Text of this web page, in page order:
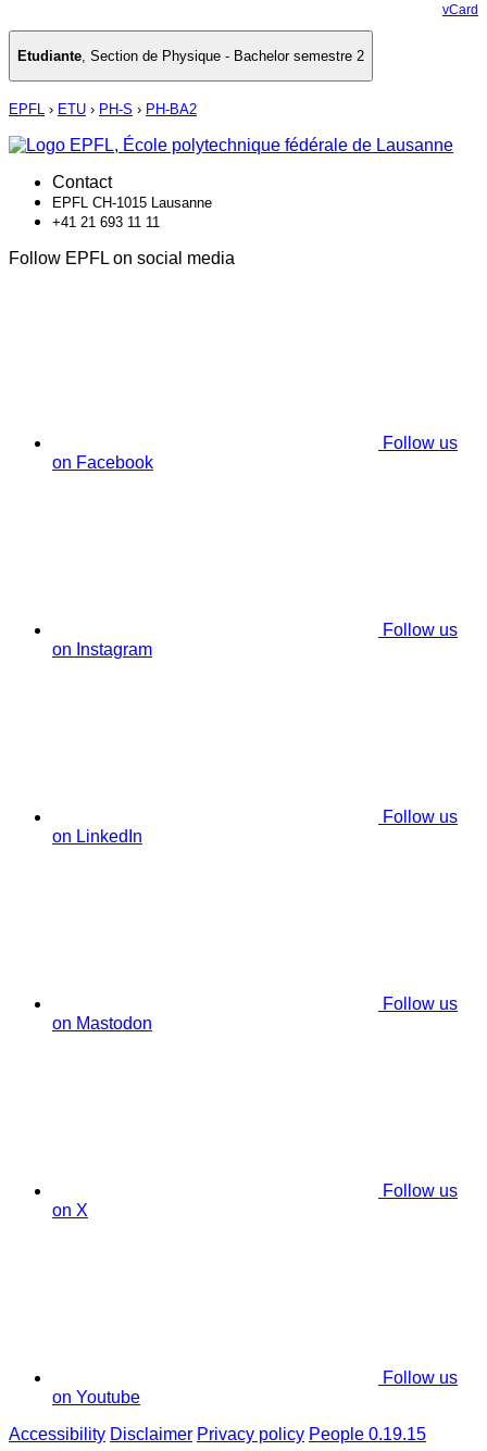
vCard
Etudiante, Section de Physique - Bachelor semestre 2
EPFL › ETU › PH-S › PH-BA2
Contact
EPFL CH-1015 Lausanne
+41 21 693 11 11
Follow EPFL on social media
Follow us
on Facebook
Follow us
on Instagram
Follow us
on LinkedIn
Follow us
on Mastodon
Follow us
on X
Follow us
on Youtube
Accessibility Disclaimer Privacy policy People 0.19.15